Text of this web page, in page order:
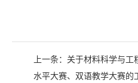
上一条： 关于材料科学与工
水平大赛、双语教学大赛的